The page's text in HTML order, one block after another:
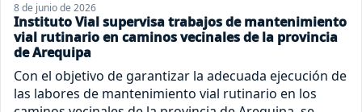
8 de junio de 2026
Instituto Vial supervisa trabajos de mantenimiento
vial rutinario en caminos vecinales de la provincia
de Arequipa
Con el objetivo de garantizar la adecuada ejecución de
las labores de mantenimiento vial rutinario en los